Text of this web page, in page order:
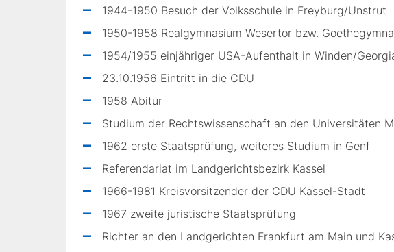
1944-1950 Besuch der Volksschule in Freyburg/Unstrut
1950-1958 Realgymnasium Wesertor bzw.
1954/1955 einjähriger USA-Aufenthalt in Winden/
23.10.1956 Eintritt in die CDU
1958 Abitur
Studium der Rechtswissenschaft an den Universitäten
1962 erste Staatsprüfung, weiteres Studium in Genf
Referendariat im Landgerichtsbezirk Kassel
1966-1981 Kreisvorsitzender der CDU Kassel-Stadt
1967 zweite juristische Staatsprüfung
Richter an den Landgerichten Frankfurt am Main und